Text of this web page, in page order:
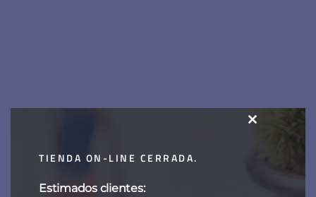
TIENDA ON-LINE CERRADA.
Estimados clientes: